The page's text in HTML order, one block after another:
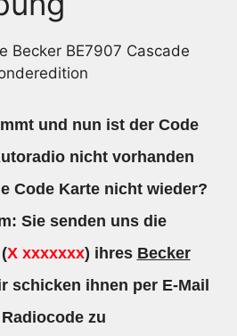
Becker BE7907 Cascade
und nun ist der Code
nicht vorhanden
Code Karte nicht wieder?
Sie senden uns die
X xxxxxxx) ihres Becker
schicken ihnen per E-Mail
zu